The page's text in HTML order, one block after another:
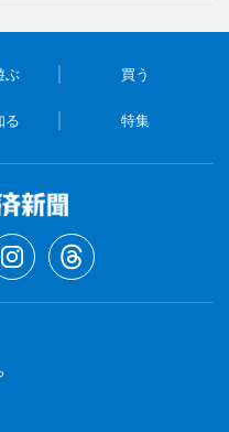
ぶ 買う
る 特集